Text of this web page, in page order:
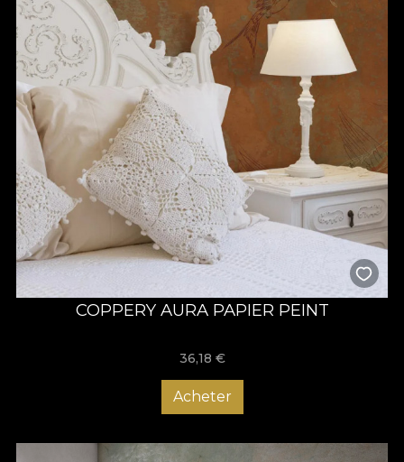
COPPERY AURA PAPIER PEINT
36,18 €
Acheter